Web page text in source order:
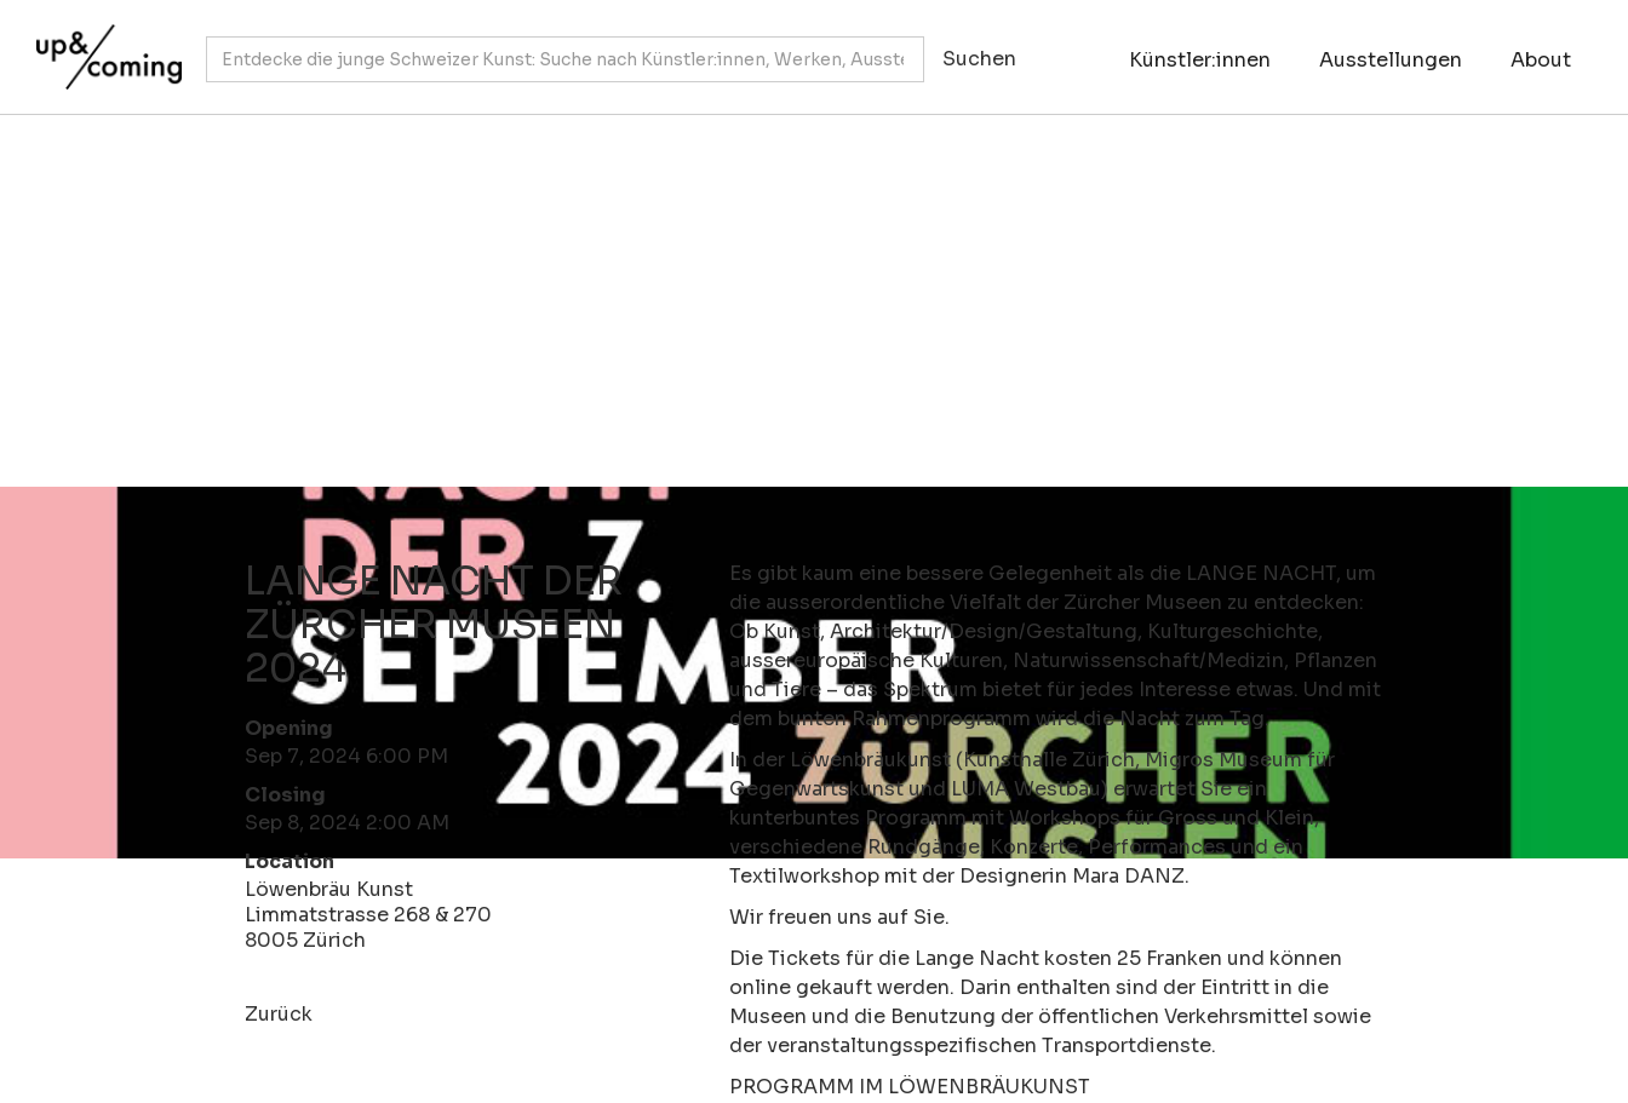
Künstler:innen Ausstellungen About
LANGE NACHT DER
ZÜRCHER MUSEEN
2024
Opening
Sep 7, 2024 6:00 PM
Closing
Sep 8, 2024 2:00 AM
Location
Löwenbräu Kunst
Limmatstrasse 268 & 270
8005 Zürich
Zurück
Es gibt kaum eine bessere Gelegenheit als die LANGE NACHT, um
die ausserordentliche Vielfalt der Zürcher Museen zu entdecken:
Ob Kunst, Architektur/Design/Gestaltung, Kulturgeschichte,
aussereuropäische Kulturen, Naturwissenschaft/Medizin, Pflanzen
und Tiere – das Spektrum bietet für jedes Interesse etwas. Und mit
dem bunten Rahmenprogramm wird die Nacht zum Tag.
In der Löwenbräukunst (Kunsthalle Zürich, Migros Museum für
Gegenwartskunst und LUMA Westbau) erwartet Sie ein
kunterbuntes Programm mit Workshops für Gross und Klein,
verschiedene Rundgänge, Konzerte, Performances und ein
Textilworkshop mit der Designerin Mara DANZ.
Wir freuen uns auf Sie.
Die Tickets für die Lange Nacht kosten 25 Franken und können
online gekauft werden. Darin enthalten sind der Eintritt in die
Museen und die Benutzung der öffentlichen Verkehrsmittel sowie
der veranstaltungsspezifischen Transportdienste.
PROGRAMM IM LÖWENBRÄUKUNST